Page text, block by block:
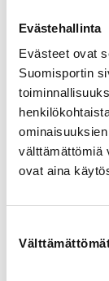
Evästehallinta
Evästeet ovat
Suomisportin
välttämättömiä
ovat aina
valinta
Uinti
REGISTRATION
Sa 30.5.2026
PRICES
olet tulossa
alkaen)